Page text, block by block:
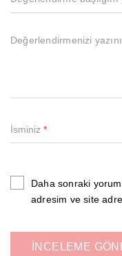
İsminiz *
Daha sonraki
adresim ve site